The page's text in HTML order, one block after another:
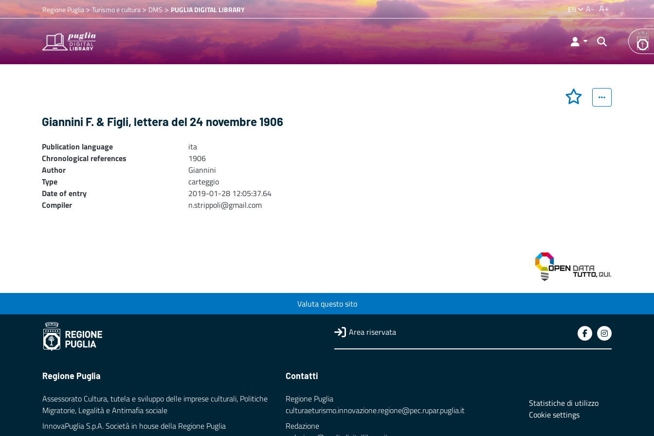
Regione Puglia> Turismo e cultura>DMS > PUGLIA DIGITAL LIBRARY EN A- A+
Giannini F. & Figli, lettera del 24 novembre 1906
Publication language
ita
Chronological references
1906
Author
Giannini
Type
carteggio
Date of entry
2019-01-28 12:05:37.64
Compiler
n.strippoli@gmail.com
Valuta questo sito
Area riservata
Regione Puglia
Assessorato Cultura, tutela e sviluppo delle imprese culturali, Politiche
Migratorie, Legalità e Antimafia sociale
InnovaPuglia S.p.A. Società in house della Regione Puglia
Contatti
Regione Puglia
culturaeturismo.innovazione.regione@pec.rupar.puglia.it
Redazione
Statistiche di utilizzo
Cookie settings